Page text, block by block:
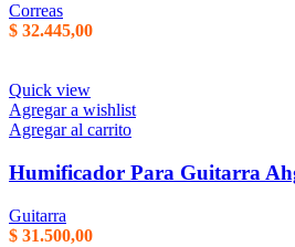
Correas
$ 32.445,00
Quick view
Agregar a wishlist
Agregar al carrito
Humificador Para Guitarra
Guitarra
$ 31.500,00